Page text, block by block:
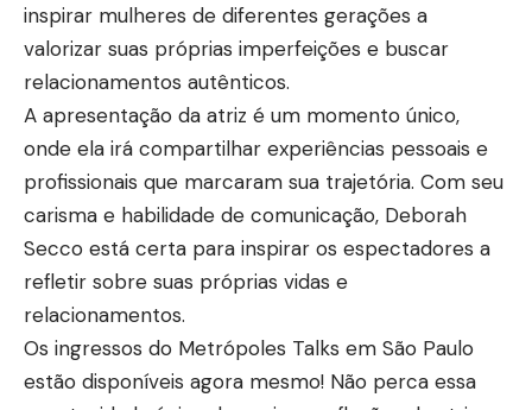
inspirar mulheres de diferentes gerações a
valorizar suas próprias imperfeições e buscar
relacionamentos autênticos.
A apresentação da atriz é um momento único,
onde ela irá compartilhar experiências pessoais e
profissionais que marcaram sua trajetória. Com seu
carisma e habilidade de comunicação, Deborah
Secco está certa para inspirar os espectadores a
refletir sobre suas próprias vidas e
relacionamentos.
Os ingressos do Metrópoles Talks em São Paulo
estão disponíveis agora mesmo! Não perca essa